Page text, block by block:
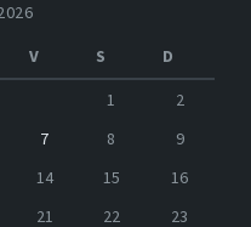
V S
D
1
2
7 8
9
14 15
16
21 22
23